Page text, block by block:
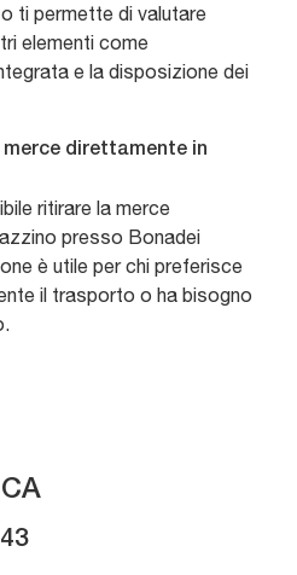
ti permette di valutare
elementi come
e la disposizione dei
direttamente in
ritirare la merce
presso Bonadei
è utile per chi preferisce
il trasporto o ha bisogno